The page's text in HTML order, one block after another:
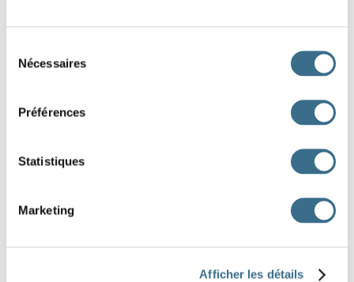
Nécessaires
Préférences
Statistiques
Marketing
Afficher les détails